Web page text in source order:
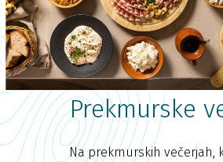
Prekmurske
Na prekmurskih večerjah,